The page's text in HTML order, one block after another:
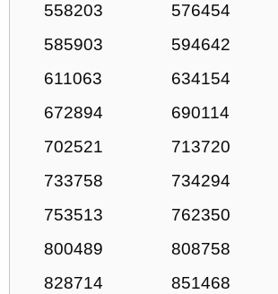
558203
576454
585903
594642
611063
634154
672894
690114
702521
713720
733758
734294
753513
762350
800489
808758
828714
851468